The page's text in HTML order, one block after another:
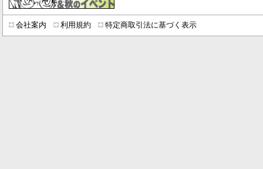
会社案内 利用規約 特定商取引法に基づく表示